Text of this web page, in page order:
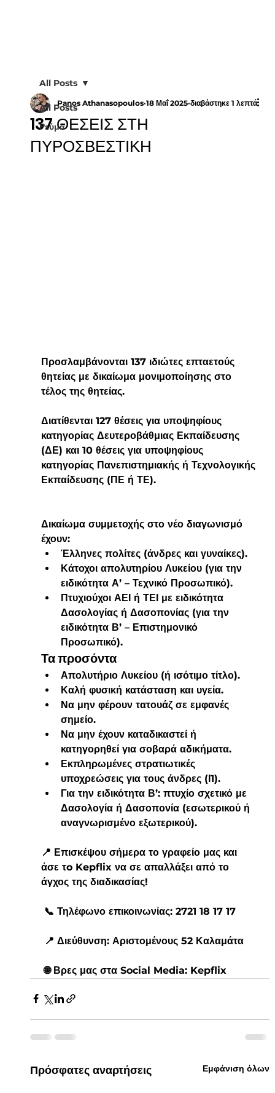
All Posts
Ρεύμα
All Posts
137 ΘΕΣΕΙΣ ΣΤΗ
ΠΥΡΟΣΒΕΣΤΙΚΗ
Panos Athanasopoulos 18 Μαΐ 2025 διαβάστηκε 1 λεπτά
Προσλαμβάνονται 137 ιδιώτες επταετούς
θητείας με δικαίωμα μονιμοποίησης στο
τέλος της θητείας.
Διατίθενται 127 θέσεις για υποψηφίους
κατηγορίας Δευτεροβάθμιας Εκπαίδευσης
(ΔΕ) και 10 θέσεις για υποψηφίους
κατηγορίας Πανεπιστημιακής ή Τεχνολογικής
Εκπαίδευσης (ΠΕ ή ΤΕ).
Δικαίωμα συμμετοχής στο νέο διαγωνισμό
έχουν:
Έλληνες πολίτες (άνδρες και γυναίκες).
Κάτοχοι απολυτηρίου Λυκείου (για την
ειδικότητα Α’ – Τεχνικό Προσωπικό).
Πτυχιούχοι ΑΕΙ ή ΤΕΙ με ειδικότητα
Δασολογίας ή Δασοπονίας (για την
ειδικότητα Β’ – Επιστημονικό
Προσωπικό).
Τα προσόντα
Απολυτήριο Λυκείου (ή ισότιμο τίτλο).
Καλή φυσική κατάσταση και υγεία.
Να μην φέρουν τατουάζ σε εμφανές
σημείο.
Να μην έχουν καταδικαστεί ή
κατηγορηθεί για σοβαρά αδικήματα.
Εκπληρωμένες στρατιωτικές
υποχρεώσεις για τους άνδρες (Ι1).
Για την ειδικότητα Β’: πτυχίο σχετικό με
Δασολογία ή Δασοπονία (εσωτερικού ή
αναγνωρισμένο εξωτερικού).
📍 Επισκέψου σήμερα το γραφείο μας και
άσε τo Kepflix να σε απαλλάξει από το
άγχος της διαδικασίας!
📞 Τηλέφωνο επικοινωνίας: 2721 18 17 17
📍 Διεύθυνση: Αριστομένους 52 Καλαμάτα
🌐 Βρες μας στα Social Media: Kepflix
Πρόσφατες αναρτήσεις Εμφάνιση όλων